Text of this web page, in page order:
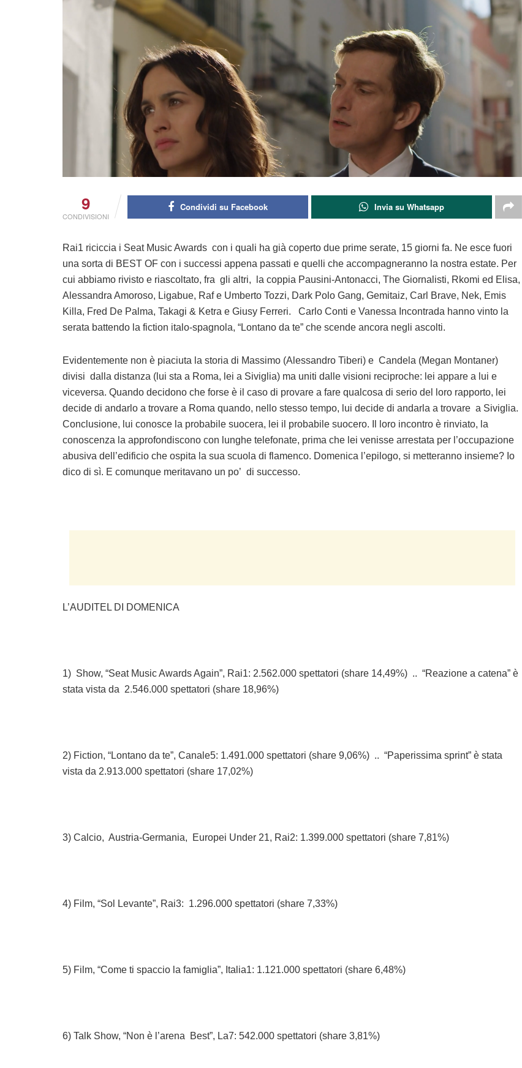
9
CONDIVISIONI
Condividi su Facebook Invia su Whatsapp
Rai1 riciccia i Seat Music Awards con i quali ha già coperto due prime serate, 15 giorni fa. Ne esce fuori
una sorta di BEST OF con i successi appena passati e quelli che accompagneranno la nostra estate. Per
cui abbiamo rivisto e riascoltato, fra gli altri, la coppia Pausini-Antonacci, The Giornalisti, Rkomi ed Elisa,
Alessandra Amoroso, Ligabue, Raf e Umberto Tozzi, Dark Polo Gang, Gemitaiz, Carl Brave, Nek, Emis
Killa, Fred De Palma, Takagi & Ketra e Giusy Ferreri. Carlo Conti e Vanessa Incontrada hanno vinto la
serata battendo la fiction italo-spagnola, “Lontano da te” che scende ancora negli ascolti.
Evidentemente non è piaciuta la storia di Massimo (Alessandro Tiberi) e Candela (Megan Montaner)
divisi dalla distanza (lui sta a Roma, lei a Siviglia) ma uniti dalle visioni reciproche: lei appare a lui e
viceversa. Quando decidono che forse è il caso di provare a fare qualcosa di serio del loro rapporto, lei
decide di andarlo a trovare a Roma quando, nello stesso tempo, lui decide di andarla a trovare a Siviglia.
Conclusione, lui conosce la probabile suocera, lei il probabile suocero. Il loro incontro è rinviato, la
conoscenza la approfondiscono con lunghe telefonate, prima che lei venisse arrestata per l’occupazione
abusiva dell’edificio che ospita la sua scuola di flamenco. Domenica l’epilogo, si metteranno insieme? Io
dico di sì. E comunque meritavano un po’ di successo.
L’AUDITEL DI DOMENICA
1) Show, “Seat Music Awards Again”, Rai1: 2.562.000 spettatori (share 14,49%) .. “Reazione a catena” è
stata vista da 2.546.000 spettatori (share 18,96%)
2) Fiction, “Lontano da te”, Canale5: 1.491.000 spettatori (share 9,06%) .. “Paperissima sprint” è stata
vista da 2.913.000 spettatori (share 17,02%)
3) Calcio, Austria-Germania, Europei Under 21, Rai2: 1.399.000 spettatori (share 7,81%)
4) Film, “Sol Levante”, Rai3: 1.296.000 spettatori (share 7,33%)
5) Film, “Come ti spaccio la famiglia”, Italia1: 1.121.000 spettatori (share 6,48%)
6) Talk Show, “Non è l’arena Best”, La7: 542.000 spettatori (share 3,81%)